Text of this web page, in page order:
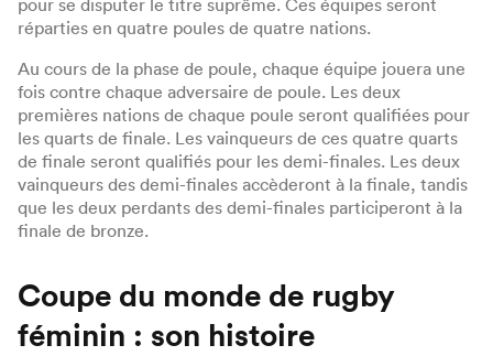
réparties en quatre poules de quatre nations.
Au cours de la phase de poule, chaque équipe jouera une
fois contre chaque adversaire de poule. Les deux
premières nations de chaque poule seront qualifiées pour
les quarts de finale. Les vainqueurs de ces quatre quarts
de finale seront qualifiés pour les demi-finales. Les deux
vainqueurs des demi-finales accèderont à la finale, tandis
que les deux perdants des demi-finales participeront à la
finale de bronze.
Coupe du monde de rugby
féminin : son histoire